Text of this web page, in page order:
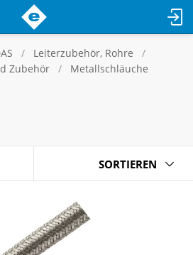
Leiterzubehör, Rohre
Zubehör
Metallschläuche
SORTIEREN